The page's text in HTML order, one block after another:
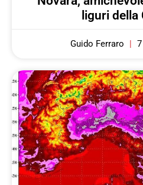
liguri della
Guido Ferraro